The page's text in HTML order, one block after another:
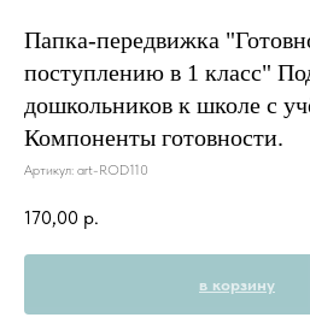
Папка-передвижка
поступлению в 1 класс"
дошкольников к школе с
Компоненты готовности.
Артикул: art-ROD110
170,00 р.
в корзину